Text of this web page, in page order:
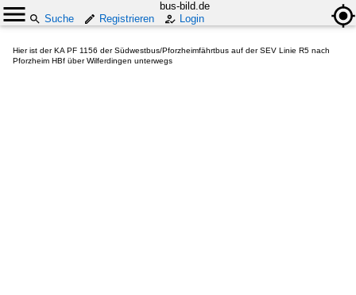
bus-bild.de
Suche
Registrieren Login
Hier ist der KA PF 1156 der Südwestbus/Pforzheimfährtbus auf der SEV Linie R5 nach
Pforzheim HBf über Wilferdingen unterwegs